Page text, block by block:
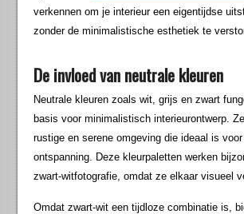
verkennen om je interieur een eigentijdse
zonder de minimalistische esthetiek te
De invloed van neutrale kleuren
Neutrale kleuren zoals wit, grijs en zwart
basis voor minimalistisch interieurontwerp.
rustige en serene omgeving die ideaal is
ontspanning. Deze kleurpaletten werken
zwart-witfotografie, omdat ze elkaar visueel
Omdat zwart-wit een tijdloze combinatie is,